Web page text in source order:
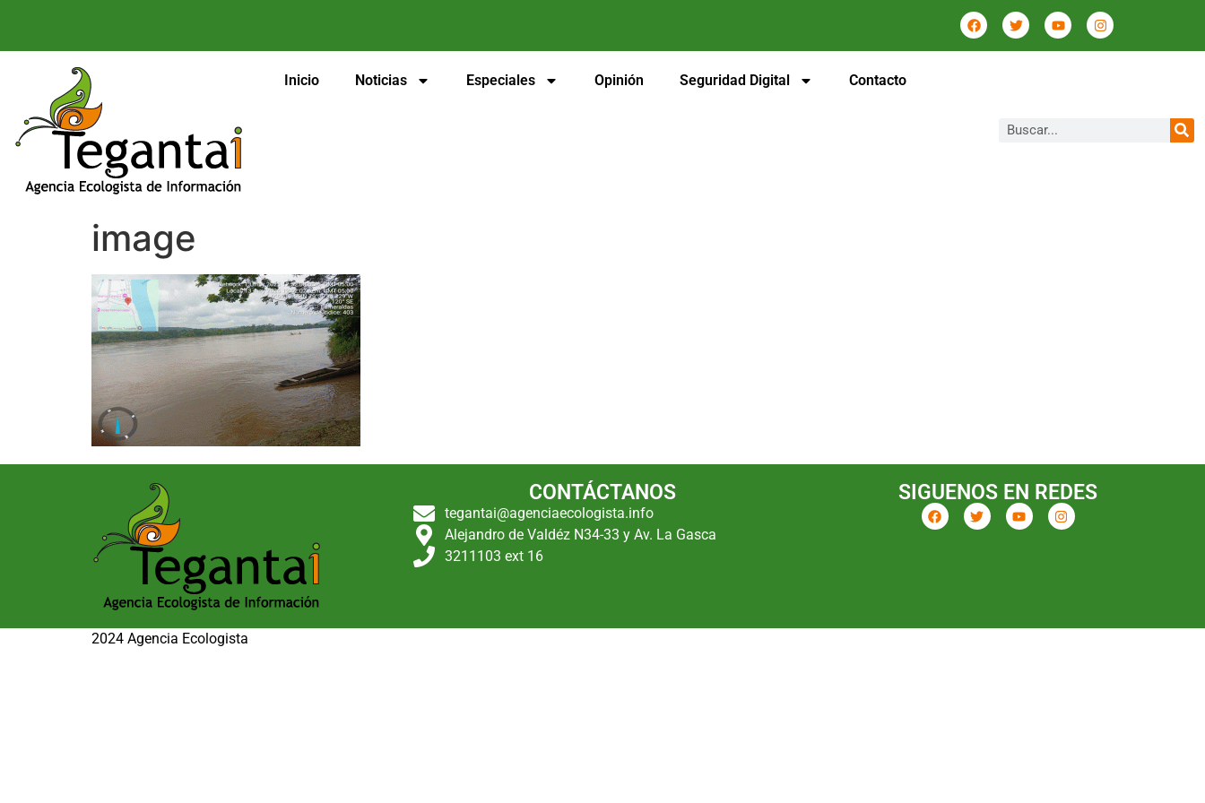
Inicio Noticias Especiales Opinión Seguridad Digital Contacto
image
CONTÁCTANOS
tegantai@agenciaecologista.info
Alejandro de Valdéz N34-33 y Av. La Gasca
3211103 ext 16
SIGUENOS EN REDES
2024 Agencia Ecologista